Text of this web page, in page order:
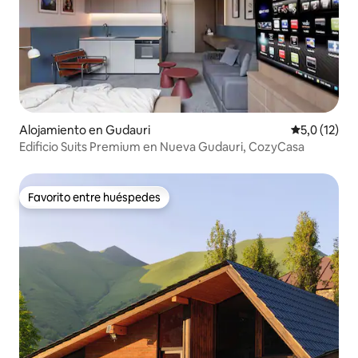
Alojamiento en Gudauri Calificación
5,0 (12)
Edificio Suits Premium en Nueva Gudauri, CozyCasa
Favorito entre huéspedes
Favorito entre huéspedes